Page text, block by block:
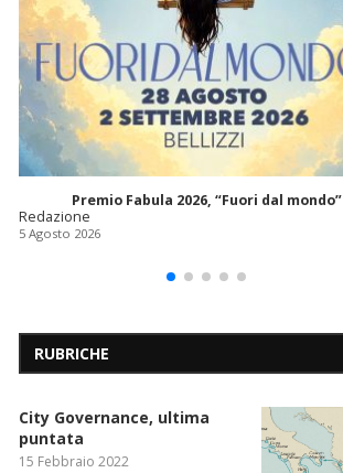
Premio Fabula 2026, “Fuori dal mondo”
Redazione
5 Agosto 2026
RUBRICHE
City Governance, ultima
puntata
15 Febbraio 2022